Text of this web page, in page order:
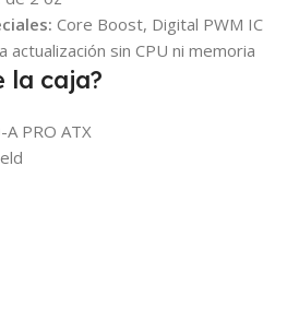
Core Boost, Digital PWM IC
actualización sin CPU ni memoria
la caja?
PRO ATX